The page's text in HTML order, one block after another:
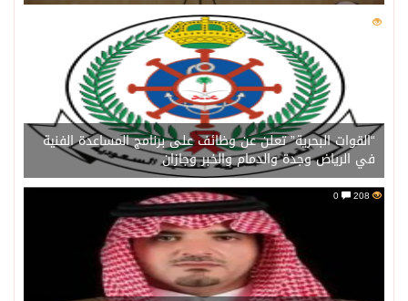
211
“القوات البحرية” تعلن عن وظائف على برنامج المساعدة الفنية
في الرياض وجدة والدمام والخبر وجازان
208